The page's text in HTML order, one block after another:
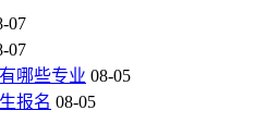
07
07
哪些专业 08-05
报名 08-05